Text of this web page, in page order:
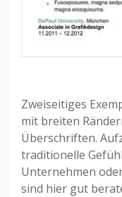
Zweiseitiges
mit breiten
Überschriften.
traditionelle
Unternehmen
sind hier gut